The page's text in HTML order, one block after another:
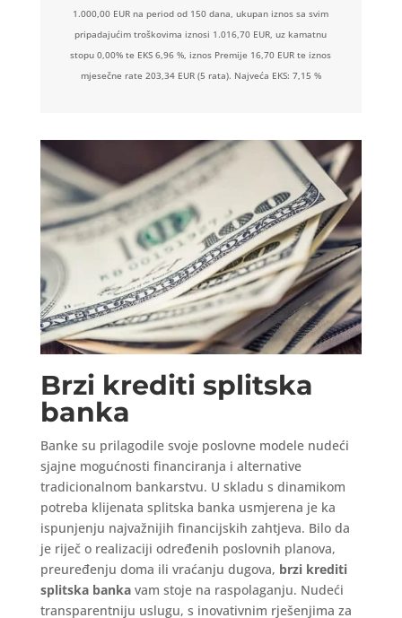
1.000,00 EUR na period od 150 dana, ukupan iznos sa svim
pripadajućim troškovima iznosi 1.016,70 EUR, uz kamatnu
stopu 0,00% te EKS 6,96 %, iznos Premije 16,70 EUR te iznos
mjesečne rate 203,34 EUR (5 rata). Najveća EKS: 7,15 %
Brzi krediti splitska
banka
Banke su prilagodile svoje poslovne modele nudeći
sjajne mogućnosti financiranja i alternative
tradicionalnom bankarstvu. U skladu s dinamikom
potreba klijenata splitska banka usmjerena je ka
ispunjenju najvažnijih financijskih zahtjeva. Bilo da
je riječ o realizaciji određenih poslovnih planova,
preuređenju doma ili vraćanju dugova, brzi krediti
splitska bankavam stoje na raspolaganju. Nudeći
transparentniju uslugu, s inovativnim rješenjima za